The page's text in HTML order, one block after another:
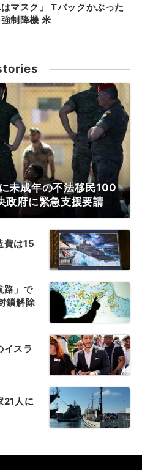
はマスク」 Tバックかぶった
制降機 米
未成年の不法移民100
政府に緊急支援要請
費は15
路」で
鎖解除
イスラ
21人に